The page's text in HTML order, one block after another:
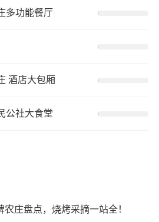
多功能餐厅
酒店大包厢
公社大食堂
庄盘点，烧烤采摘一站全！